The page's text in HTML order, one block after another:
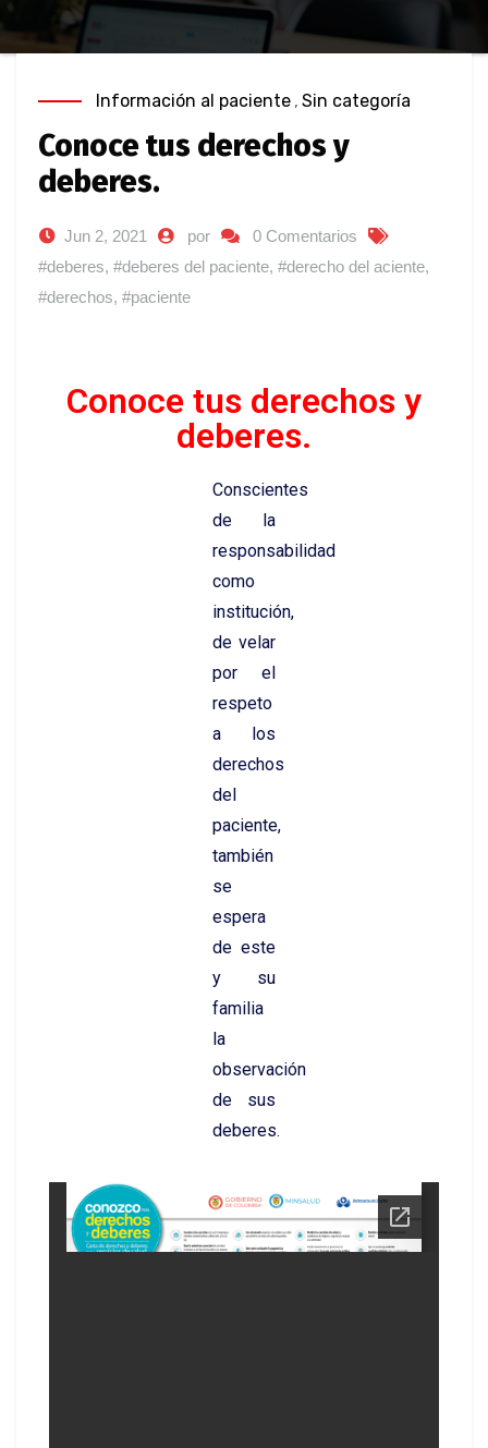
Información al paciente , Sin categoría
Conoce tus derechos y
deberes.​
Jun 2, 2021 por
0 Comentarios
#deberes, #deberes del paciente, #derecho del aciente,
#derechos, #paciente
Conoce tus derechos y
deberes.​
Conscientes
de la
responsabilidad
como
institución,
de velar
por el
respeto
a los
derechos
del
paciente,
también
se
espera
de este
y su
familia
la
observación
de sus
deberes.